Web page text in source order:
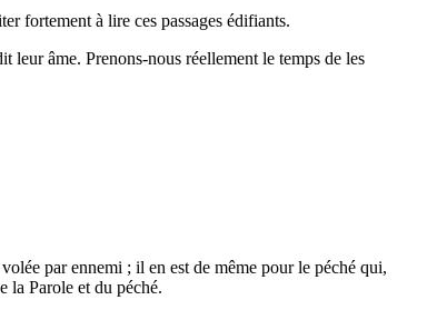
fortement à lire ces passages édifiants.
âme. Prenons-nous réellement le temps de les
par ennemi ; il en est de même pour le péché qui,
la Parole et du péché.